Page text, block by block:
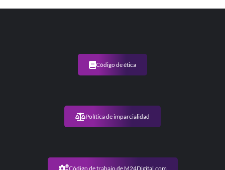
Código de ética
Política de imparcialidad
Código de trabajo de M24Digital.com